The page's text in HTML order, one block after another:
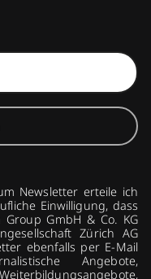
Newsletter erteile ich
Einwilligung, dass
GmbH & Co. KG
Zürich AG
ebenfalls per E-Mail
Angebote,